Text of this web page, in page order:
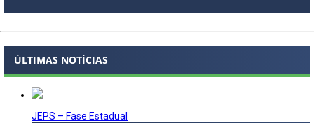
ÚLTIMAS NOTÍCIAS
JEPS – Fase Estadual